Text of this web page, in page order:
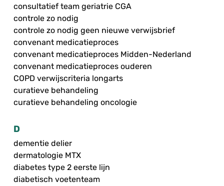
consultatief team geriatrie CGA
controle zo nodig
controle zo nodig geen nieuwe verwijsbrief
convenant medicatieproces
convenant medicatieproces Midden-Nederland
convenant medicatieproces ouderen
COPD verwijscriteria longarts
curatieve behandeling
curatieve behandeling oncologie
D
dementie delier
dermatologie MTX
diabetes type 2 eerste lijn
diabetisch voetenteam